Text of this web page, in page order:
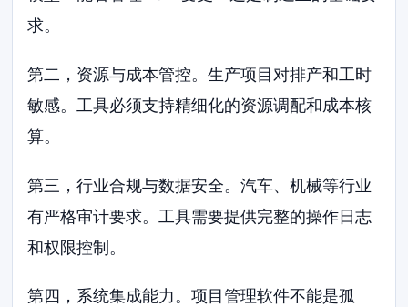
求。
第二，资源与成本管控。生产项目对排产和工时
敏感。工具必须支持精细化的资源调配和成本核
算。
第三，行业合规与数据安全。汽车、机械等行业
有严格审计要求。工具需要提供完整的操作日志
和权限控制。
第四，系统集成能力。项目管理软件不能是孤